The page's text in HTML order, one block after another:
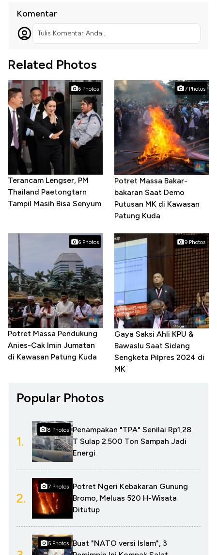
Komentar
Tulis Komentar Anda...
Related Photos
6 Photos
Terancam Lengser, PM
Thailand Paetongtarn
Tampil Masih Bisa Senyum
7 Photos
Potret Massa Bakar-
bakaran Saat Demo
Putusan MK di Kawasan
Patung Kuda
6 Photos
Potret Massa Pendukung
Anies-Cak Imin Jumatan
di Kawasan Patung Kuda
9 Photos
Gaya Saksi Ahli KPU &
Bawaslu Saat Sidang
Sengketa Pilpres 2024 di
MK
Popular Photos
1.
8 Photos
Penampakan "TPA" Senilai Rp1,28
T Sulap 2.500 Ton Sampah Jadi
Energi
2.
7 Photos
Potret Ngeri Kebakaran Gunung
Bromo, Meluas 520 H-Wisata
Ditutup
5 Photos
Buat "NATO versi Islam", 3